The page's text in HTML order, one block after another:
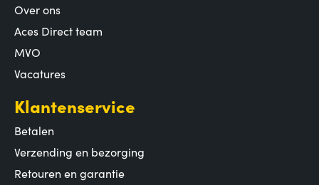
Over ons
Aces Direct team
MVO
Vacatures
Klantenservice
Betalen
Verzending en bezorging
Retouren en garantie